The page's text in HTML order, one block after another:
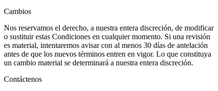
Cambios
Nos reservamos el derecho, a nuestra entera discreción, de modificar
o sustituir estas Condiciones en cualquier momento. Si una revisión
es material, intentaremos avisar con al menos 30 días de antelación
antes de que los nuevos términos entren en vigor. Lo que constituya
un cambio material se determinará a nuestra entera discreción.
Contáctenos